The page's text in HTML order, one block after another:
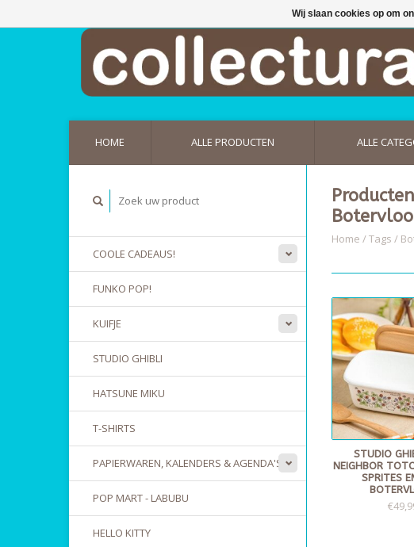
HOME ALLE PRODUCTEN ALLE
COOLE CADEAUS!
FUNKO POP!
KUIFJE
STUDIO GHIBLI
HATSUNE MIKU
T-SHIRTS
PAPIERWAREN, KALENDERS & AGENDA'S
POP MART - LABUBU
HELLO KITTY
Home /Tags /
STUDIO
NEIGHBOR
SPRITES
Wij slaan cookies op om